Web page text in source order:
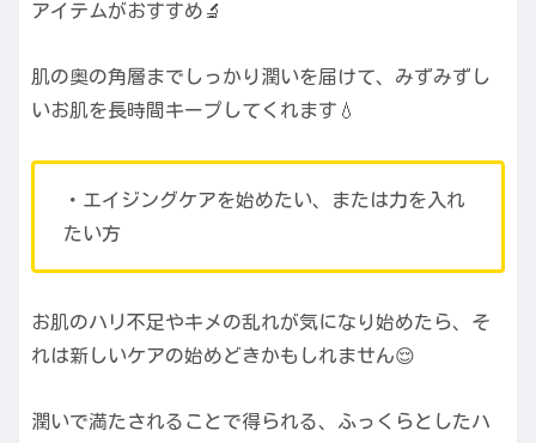
アイテムがおすすめ🔬
肌の奥の角層までしっかり潤いを届けて、みずみずし
いお肌を長時間キープしてくれます💧
・エイジングケアを始めたい、または力を入れ
たい方
お肌のハリ不足やキメの乱れが気になり始めたら、そ
れは新しいケアの始めどきかもしれません😌
潤いで満たされることで得られる、ふっくらとしたハ